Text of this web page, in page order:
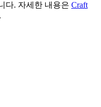
다. 자세한 내용은 Craft